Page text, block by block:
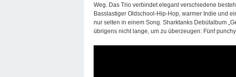
Weg. Das Trio verbindet elegant verschiedene
Basslastiger Oldschool-Hip-Hop, warmer Indie und
nur selten in einem Song. Sharktanks Debütalbum
übrigens nicht lange, um zu überzeugen: Fünf